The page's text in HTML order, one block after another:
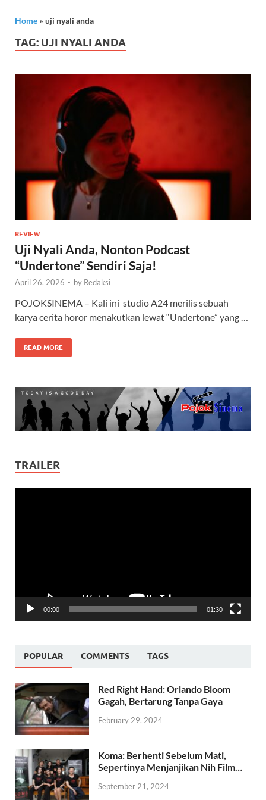
Home » uji nyali anda
TAG: UJI NYALI ANDA
REVIEW
Uji Nyali Anda, Nonton Podcast
“Undertone” Sendiri Saja!
April 26, 2026 - by Redaksi
POJOKSINEMA – Kali ini studio A24 merilis sebuah
karya cerita horor menakutkan lewat “Undertone” yang …
READ MORE
TRAILER
00:00 01:30
POPULAR COMMENTS TAGS
Red Right Hand: Orlando Bloom
Gagah, Bertarung Tanpa Gaya
February 29, 2024
Koma: Berhenti Sebelum Mati,
Sepertinya Menjanjikan Nih Film…
September 21, 2024